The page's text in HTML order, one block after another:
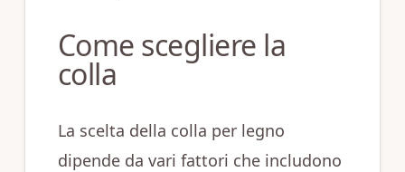
Come scegliere la
colla
La scelta della colla per legno
dipende da vari fattori che includono